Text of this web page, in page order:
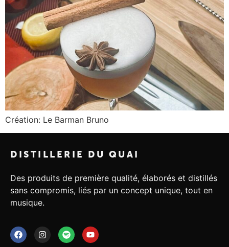
Création: Le Barman Bruno
DISTILLERIE DU QUAI
Des produits de première qualité, élaborés et distillés
sans compromis, liés par un concept unique, tout en
musique.